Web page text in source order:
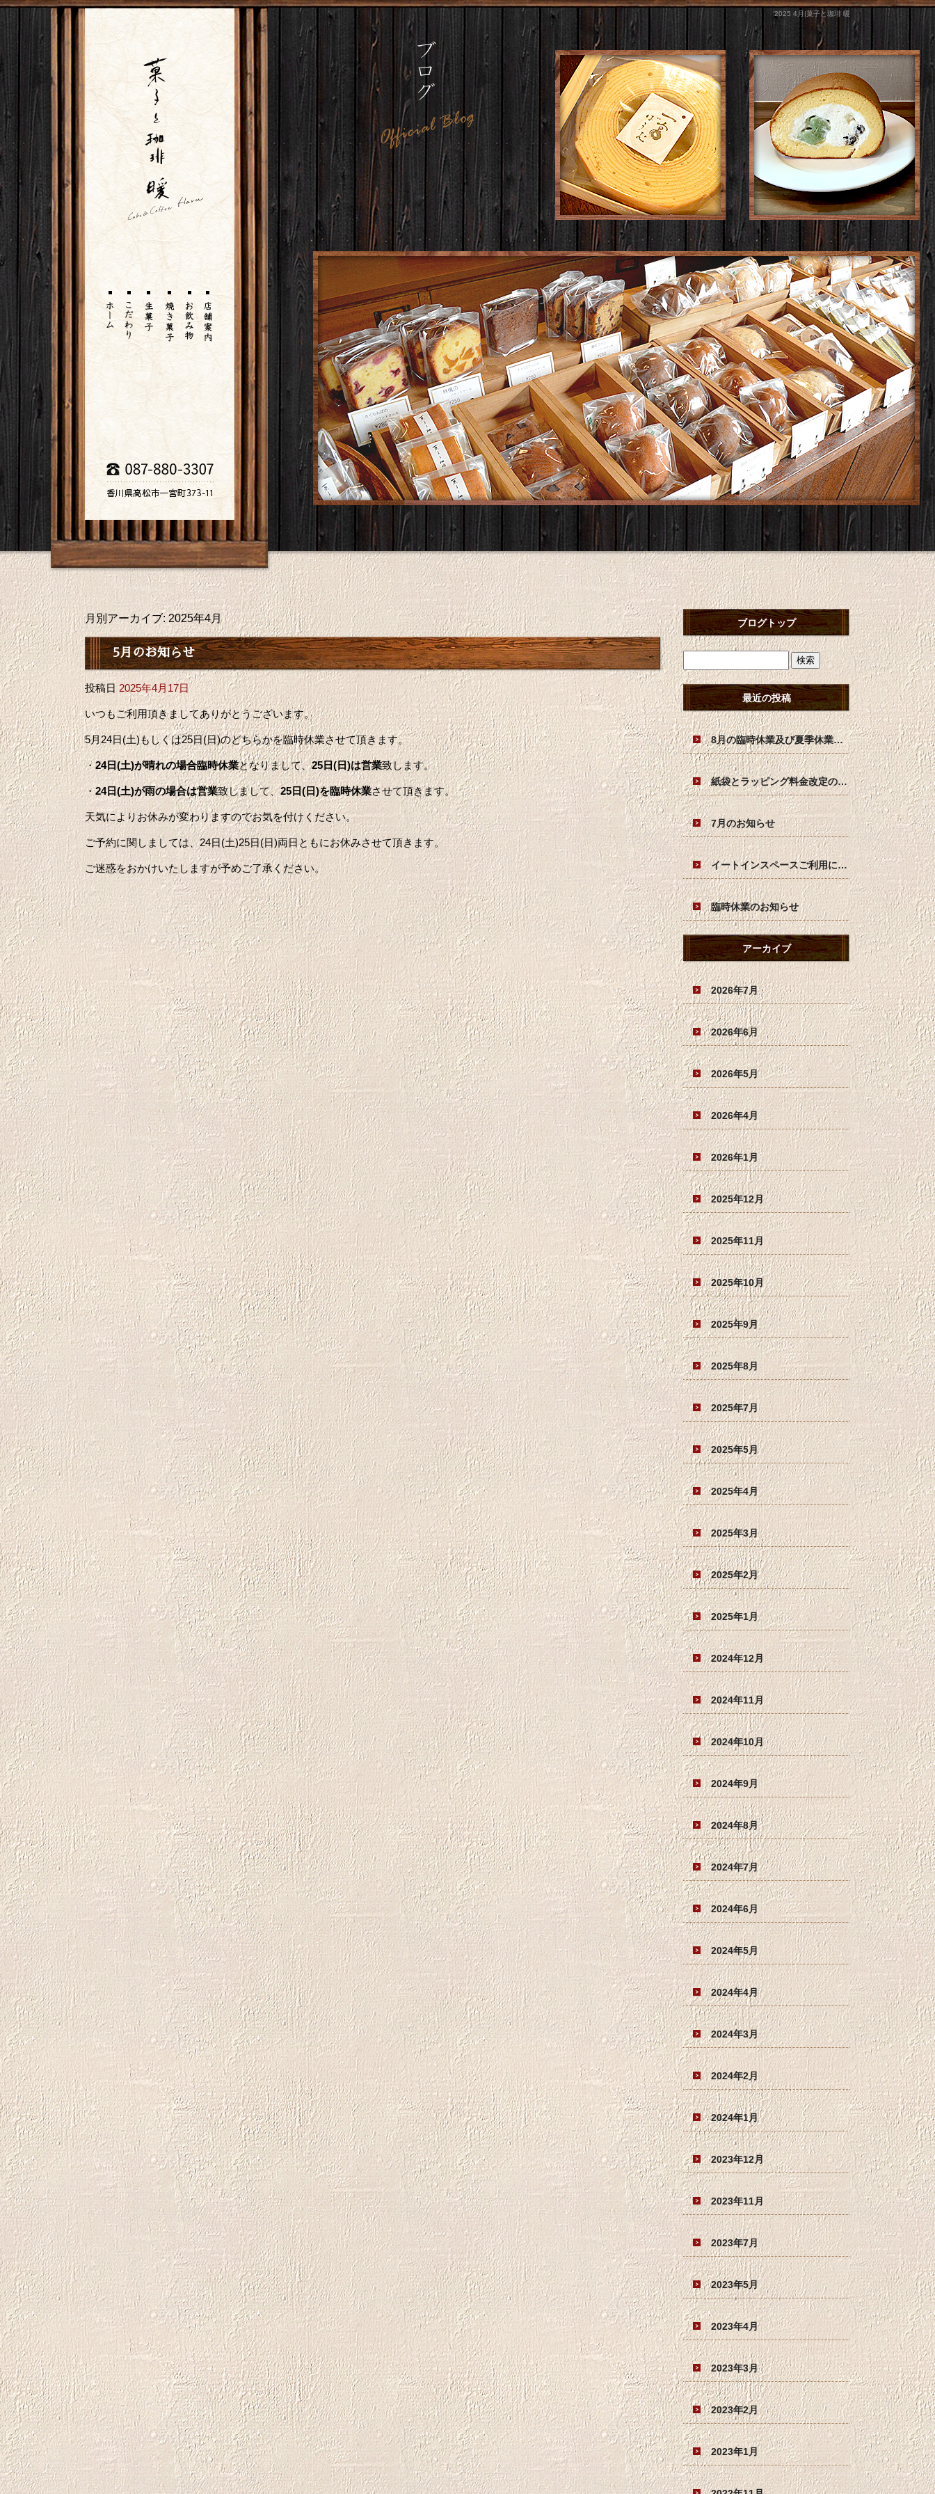
2025 4月|菓子と珈琲 暖
月別アーカイブ:2025年4月
5月のお知らせ
投稿日 2025年4月17日
いつもご利用頂きましてありがとうございます。
5月24日(土)もしくは25日(日)のどちらかを臨時休業させて頂きます。
・24日(土)が晴れの場合臨時休業となりまして、25日(日)は営業致します。
・24日(土)が雨の場合は営業致しまして、25日(日)を臨時休業させて頂きます。
天気によりお休みが変わりますのでお気を付けください。
ご予約に関しましては、24日(土)25日(日)両日ともにお休みさせて頂きます。
ご迷惑をおかけいたしますが予めご了承ください。
ブログトップ
最近の投稿
8月の臨時休業及び夏季休業日のお知らせ
紙袋とラッピング料金改定のお知らせ
7月のお知らせ
イートインスペースご利用につきましてのお願い
臨時休業のお知らせ
アーカイブ
2026年7月
2026年6月
2026年5月
2026年4月
2026年1月
2025年12月
2025年11月
2025年10月
2025年9月
2025年8月
2025年7月
2025年5月
2025年4月
2025年3月
2025年2月
2025年1月
2024年12月
2024年11月
2024年10月
2024年9月
2024年8月
2024年7月
2024年6月
2024年5月
2024年4月
2024年3月
2024年2月
2024年1月
2023年12月
2023年11月
2023年7月
2023年5月
2023年4月
2023年3月
2023年2月
2023年1月